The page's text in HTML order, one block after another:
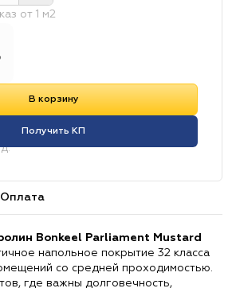
от 1 м2
В корзину
Получить КП
Оплата
Bonkeel Parliament Mustard
напольное покрытие 32 класса
со средней проходимостью.
где важны долговечность,